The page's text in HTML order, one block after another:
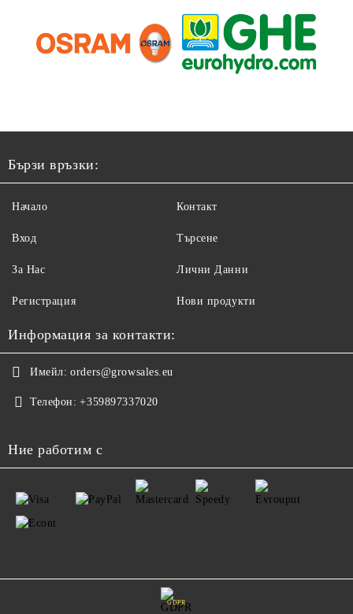
Бързи връзки:
Начало
Вход
За Нас
Регистрация
Контакт
Търсене
Лични Данни
Нови продукти
Информация за контакти:
Имейл: orders@growsales.eu
Телефон: +359897337020
Ние работим с
GDPR